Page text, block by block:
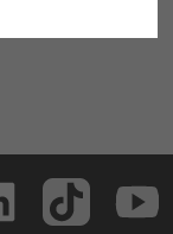
Sie einen